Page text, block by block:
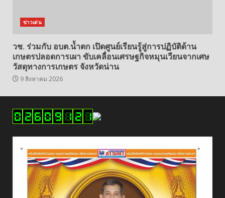
ข่าวเด่น
วช. ร่วมกับ อบต.น้ำตก เปิดศูนย์เรียนรู้สู่การปฏิบัติด้าน
เกษตรปลอดการเผา ขับเคลื่อนเศรษฐกิจหมุนเวียนจากเศษ
วัสดุทางการเกษตร จังหวัดน่าน
9 สิงหาคม 2026